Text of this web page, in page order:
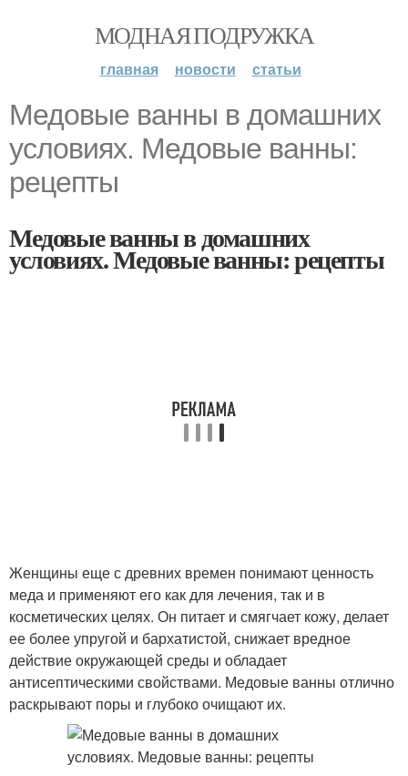
МОДНАЯ ПОДРУЖКА
главная новости статьи
Медовые ванны в домашних
условиях. Медовые ванны:
рецепты
Медовые ванны в домашних
условиях. Медовые ванны: рецепты
Женщины еще с древних времен понимают ценность
меда и применяют его как для лечения, так и в
косметических целях. Он питает и смягчает кожу, делает
ее более упругой и бархатистой, снижает вредное
действие окружающей среды и обладает
антисептическими свойствами. Медовые ванны отлично
раскрывают поры и глубоко очищают их.